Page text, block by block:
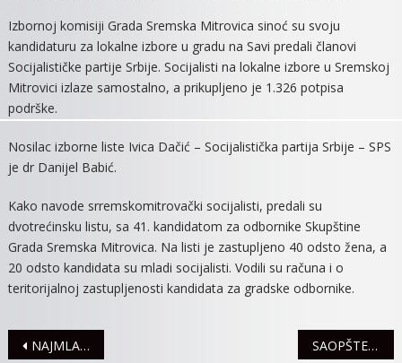
IDU
NA
SREMSKOJ
Izbornoj komisiji Grada Sremska Mitrovica sinoć su svoju
kandidaturu za lokalne izbore u gradu na Savi predali članovi
Socijalističke partije Srbije. Socijalisti na lokalne izbore u Sremskoj
Mitrovici izlaze samostalno, a prikupljeno je 1.326 potpisa
podrške.
Nosilac izborne liste Ivica Dačić – Socijalistička partija Srbije – SPS
je dr Danijel Babić.
Kako navode srremskomitrovački socijalisti, predali su
dvotrećinsku listu, sa 41. kandidatom za odbornike Skupštine
Grada Sremska Mitrovica. Na listi je zastupljeno 40 odsto žena, a
20 odsto kandidata su mladi socijalisti. Vodili su računa i o
teritorijalnoj zastupljenosti kandidata za gradske odbornike.
Navigacija
NAJMLAĐI PINKIJEVCI UČILI O ZDRAVOJ ISHRANI SAOPŠTENJE ZA JAVNOST